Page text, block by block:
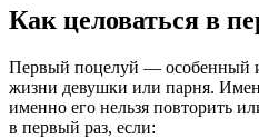
Как целоваться в
Первый поцелуй — особенный
жизни девушки или парня.
именно его нельзя повторить
в первый раз, если: